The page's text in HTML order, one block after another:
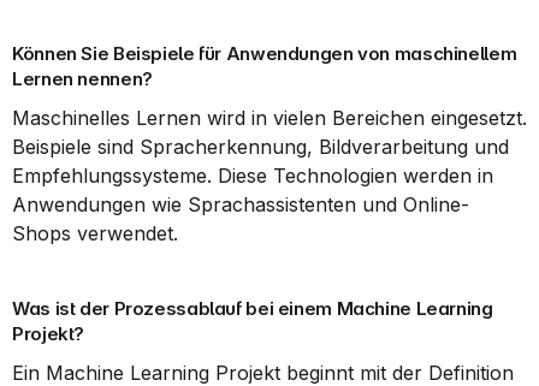
Können Sie Beispiele für Anwendungen von maschinellem
Lernen nennen?
Maschinelles Lernen wird in vielen Bereichen eingesetzt.
Beispiele sind Spracherkennung, Bildverarbeitung und
Empfehlungssysteme. Diese Technologien werden in
Anwendungen wie Sprachassistenten und Online-
Shops verwendet.
Was ist der Prozessablauf bei einem Machine Learning
Projekt?
Ein Machine Learning Projekt beginnt mit der Definition